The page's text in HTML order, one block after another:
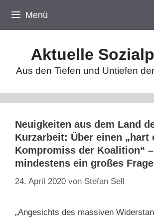
Inhalt
springen
Menü
Aktuelle
Aus den Tiefen und Untiefen
Neuigkeiten aus dem Land
Kurzarbeit: Über einen „hart
Kompromiss der Koalition“ –
mindestens ein großes
24. April 2020 von Stefan Sell
„Angesichts des massiven